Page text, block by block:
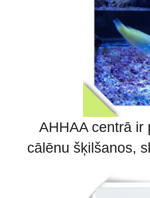
AHHAA centrā ir
cālēnu šķilšanos,